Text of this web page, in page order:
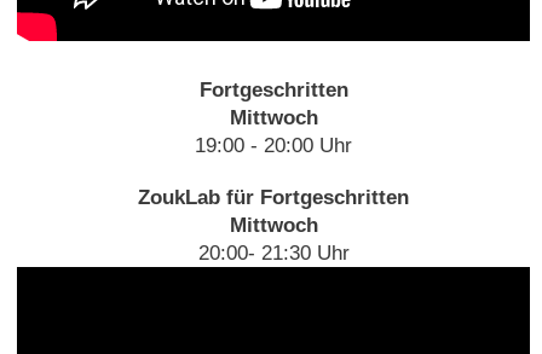
Fortgeschritten
Mittwoch
19:00 - 20:00 Uhr
ZoukLab für Fortgeschritten
Mittwoch
20:00- 21:30 Uhr